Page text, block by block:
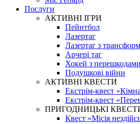
Послуги
АКТИВНІ ІГРИ
Пейнтбол
Лазертаг
Лазертаг з
Арчері таг
Хокей з перешкодами
Подушкові війни
АКТИВНІ КВЕСТИ
Екстрім-квест
Екстрім-квест
ПРИГОДНИЦЬКІ
Квест «Місія